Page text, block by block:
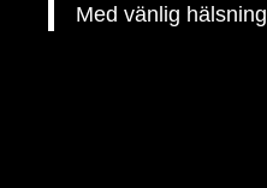
Med vänlig hälsning